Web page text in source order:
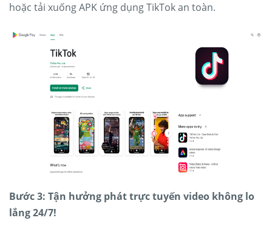
hoặc tải xuống APK ứng dụng TikTok an toàn.
Bước 3: Tận hưởng phát trực tuyến video không lo
lắng 24/7!